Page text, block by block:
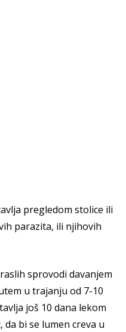
pregledom stolice ili
parazita, ili njihovih
sprovodi davanjem
u trajanju od 7-10
još 10 dana lekom
bi se lumen creva u